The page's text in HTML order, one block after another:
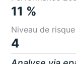
11 %
Niveau de risque
4